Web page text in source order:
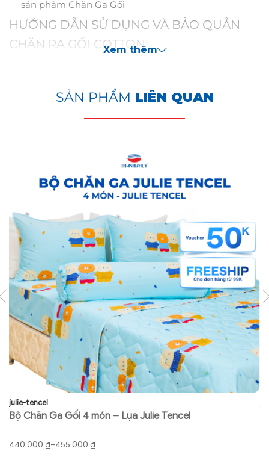
sản phẩm Chăn Ga Gối
HƯỚNG DẪN SỬ DỤNG VÀ BẢO QUẢN
CHĂN RA GỐI COTTON
biệt là các loại vải bề mặt cứng, có dây kéo dạng lớn
hoặc có thành phần polyester, có thể làm hỏng bề
mặt vải và làm sản phẩm bị xù lông.
Không sấy sản phẩm ở mức nhiệt độ quá cao hoặc
phơi trực tiếp dưới ánh nắng gắt
Bảo quản sản phẩm ở nơi khô ráo, thoáng mát, tránh
ánh sáng trực tiếp của mặt trời.
LƯU Ý:
Hình ảnh thật do THANHTHUY chụp, sẽ có sự chênh
lệch 3%-5% về màu sắc, ánh sáng cũng như các yêu
tố khác
Xem thêm
SẢN PHẨM LIÊN QUAN
julie-tencel
Bộ Chăn Ga Gối 4 món – Lụa Julie Tencel
440.000 ₫–455.000 ₫
Khoảng